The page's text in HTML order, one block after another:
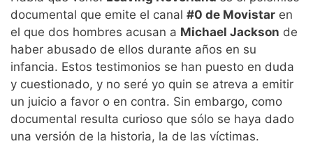
documental que emite el canal #0 de Movistar en
el que dos hombres acusan a Michael Jackson de
haber abusado de ellos durante años en su
infancia. Estos testimonios se han puesto en duda
y cuestionado, y no seré yo quin se atreva a emitir
un juicio a favor o en contra. Sin embargo, como
documental resulta curioso que sólo se haya dado
una versión de la historia, la de las víctimas.